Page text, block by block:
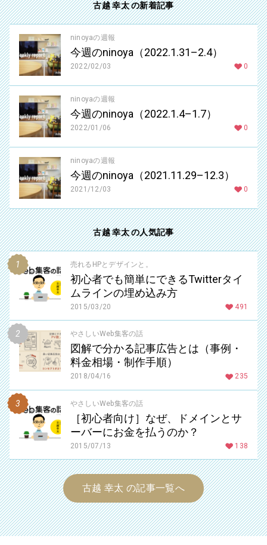
古越 幸太 の新着記事
ninoyaの週報
今週のninoya（2022.1.31–2.4）
2022/02/03 0
ninoyaの週報
今週のninoya（2022.1.4–1.7）
2022/01/06 0
ninoyaの週報
今週のninoya（2021.11.29–12.3）
2021/12/03 0
古越 幸太 の人気記事
売れるHPとデザインと。
初心者でも簡単にできるTwitterタイ
ムラインの埋め込み方
2015/03/20 491
やさしいWeb集客の話
図解で分かる記事広告とは（事例・
料金相場・制作手順）
2018/04/16 235
やさしいWeb集客の話
［初心者向け］なぜ、ドメインとサ
ーバーにお金を払うのか？
2015/07/13 138
古越 幸太 の記事一覧へ